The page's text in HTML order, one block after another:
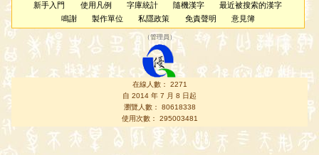
新手入門 使用凡例 字庫統計 隨機漢字
最近被搜索的漢字
鳴謝
製作單位 私隱政策 免責聲明 意見簿
（管理員 ）
在線人數： 2271
自 2014 年 7 月 8 日起
瀏覽人數： 80618338
使用次數： 295003481